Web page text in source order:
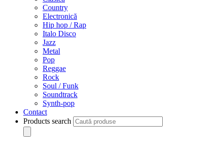
Country
Electronică
Hip hop / Rap
Italo Disco
Jazz
Metal
Pop
Reggae
Rock
Soul / Funk
Soundtrack
Synth-pop
Contact
Products search